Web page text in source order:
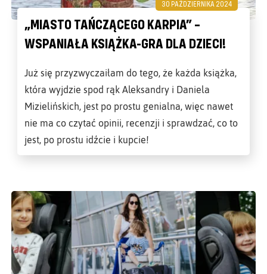
30 PAŹDZIERNIKA 2024
„MIASTO TAŃCZĄCEGO KARPIA” –
WSPANIAŁA KSIĄŻKA-GRA DLA DZIECI!
Już się przyzwyczaiłam do tego, że każda książka,
która wyjdzie spod rąk Aleksandry i Daniela
Mizielińskich, jest po prostu genialna, więc nawet
nie ma co czytać opinii, recenzji i sprawdzać, co to
jest, po prostu idźcie i kupcie!